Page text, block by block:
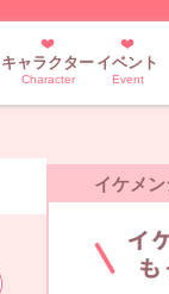
キャラクター
Character
イベント
Event
イケメ